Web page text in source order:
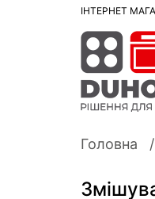
ІНТЕРНЕТ
Головна